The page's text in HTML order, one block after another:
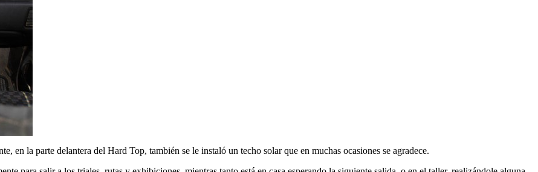
en la parte delantera del Hard Top, también se le instaló un techo solar que en muchas ocasiones se agradece.